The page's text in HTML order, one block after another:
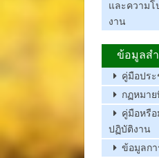
และความโ
งาน
ข้อมูลส
คู่มือปร
กฏหมาย
คู่มือหรื
ปฏิบัติงาน
ข้อมูลกา